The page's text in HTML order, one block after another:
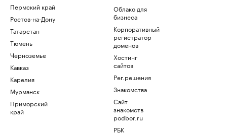
Пермский край
Ростов-на-Дону
Татарстан
Тюмень
Черноземье
Кавказ
Карелия
Мурманск
Приморский
край
Облако для
бизнеса
Корпоративный
регистратор
доменов
Хостинг
сайтов
Рег.решения
Знакомства
Сайт
знакомств
podbor.ru
РБК